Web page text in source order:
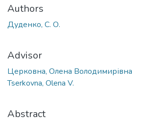
Authors
Дуденко, С. О.
Advisor
Церковна, Олена Володимирівна
Tserkovna, Olena V.
Abstract